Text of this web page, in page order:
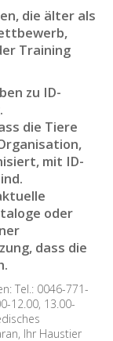
die älter als
Training
zu ID-
die Tiere
mit ID-
oder
dass die
Tel.: 0046-771-
12.00, 13.00-
Ihr Haustier